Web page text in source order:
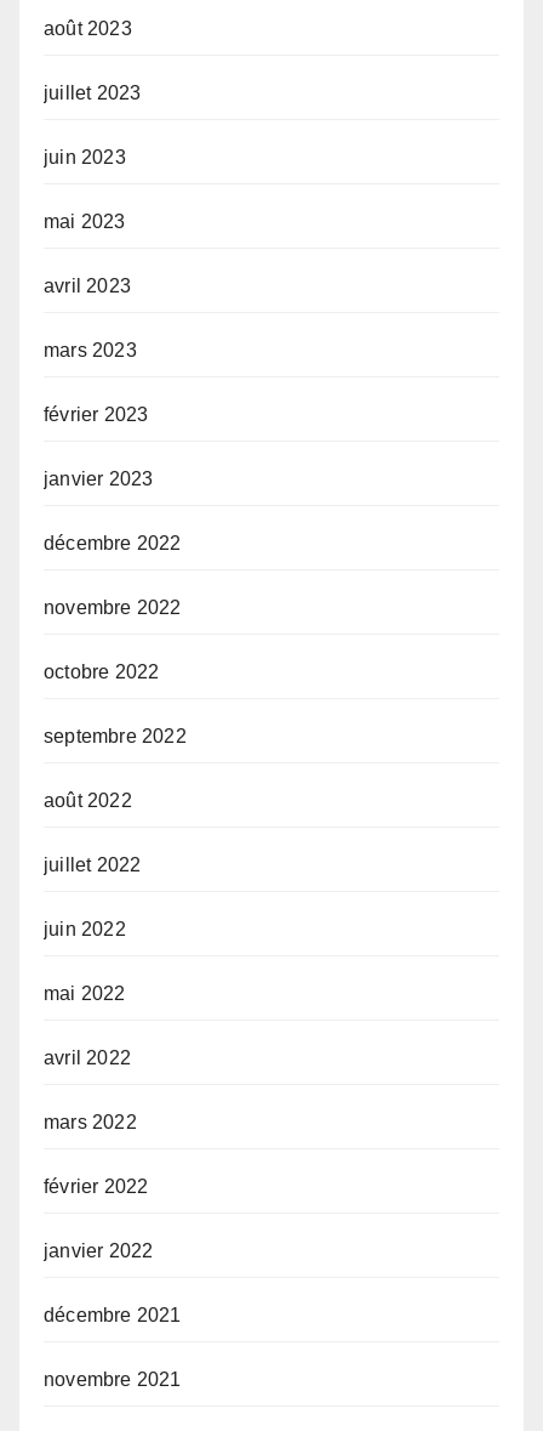
août 2023
juillet 2023
juin 2023
mai 2023
avril 2023
mars 2023
février 2023
janvier 2023
décembre 2022
novembre 2022
octobre 2022
septembre 2022
août 2022
juillet 2022
juin 2022
mai 2022
avril 2022
mars 2022
février 2022
janvier 2022
décembre 2021
novembre 2021